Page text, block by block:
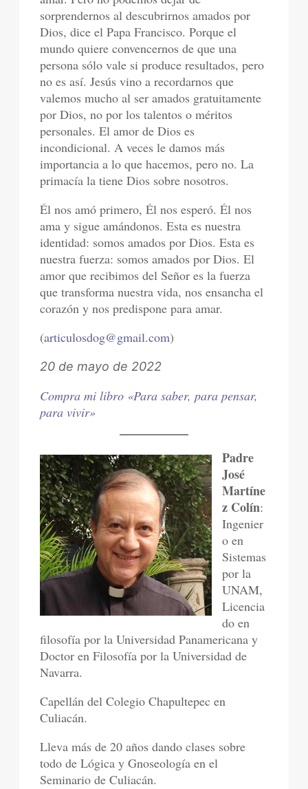
sorprendernos al descubrirnos amados por
Dios, dice el Papa Francisco. Porque el
mundo quiere convencernos de que una
persona sólo vale si produce resultados, pero
no es así. Jesús vino a recordarnos que
valemos mucho al ser amados gratuitamente
por Dios, no por los talentos o méritos
personales. El amor de Dios es
incondicional. A veces le damos más
importancia a lo que hacemos, pero no. La
primacía la tiene Dios sobre nosotros.
Él nos amó primero, Él nos esperó. Él nos
ama y sigue amándonos. Esta es nuestra
identidad: somos amados por Dios. Esta es
nuestra fuerza: somos amados por Dios. El
amor que recibimos del Señor es la fuerza
que transforma nuestra vida, nos ensancha el
corazón y nos predispone para amar.
(articulosdog@gmail.com)
20 de mayo de 2022
Compra mi libro «Para saber, para pensar,
para vivir»
Padre
José
Martíne
z Colín:
Ingenier
o en
Sistemas
por la
UNAM,
Licencia
do en
filosofía por la Universidad Panamericana y
Doctor en Filosofía por la Universidad de
Navarra.
Capellán del Colegio Chapultepec en
Culiacán.
Lleva más de 20 años dando clases sobre
todo de Lógica y Gnoseología en el
Seminario de Culiacán.